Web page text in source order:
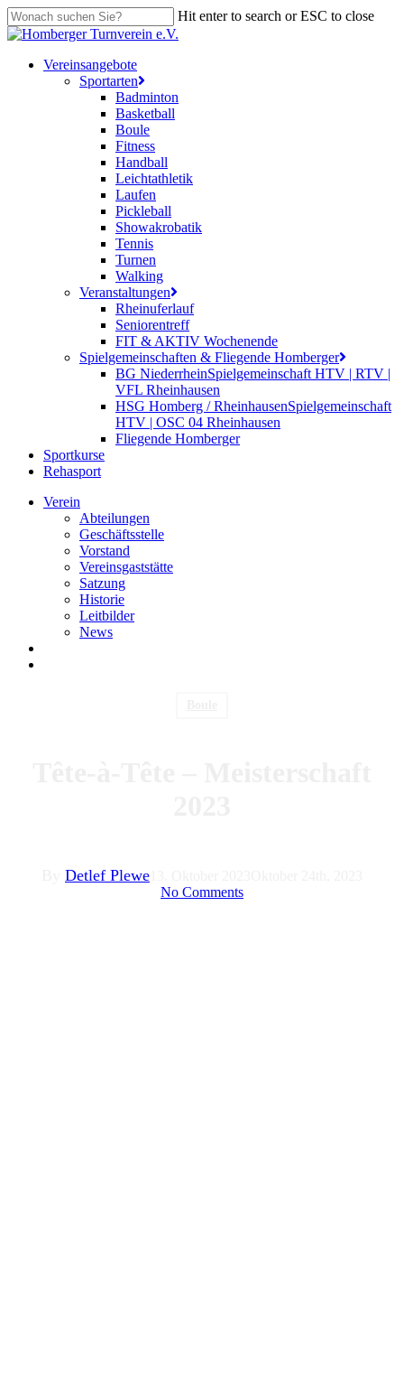
Skip
to
content
Hit enter to search or ESC to close
Close
search
Menu
Vereinsangebote
Sportarten
Badminton
Basketball
Boule
Fitness
Handball
Leichtathletik
Laufen
Pickleball
Showakrobatik
Tennis
Turnen
Walking
Veranstaltungen
Rheinuferlauf
Seniorentreff
FIT & AKTIV Wochenende
Spielgemeinschaften & Fliegende Homberger
BG NiederrheinSpielgemeinschaft HTV | RTV |
VFL Rheinhausen
HSG Homberg / RheinhausenSpielgemeinschaft
HTV | OSC 04 Rheinhausen
Fliegende Homberger
Sportkurse
Rehasport
Verein
Abteilungen
Geschäftsstelle
Vorstand
Vereinsgaststätte
Satzung
Historie
Leitbilder
News
Detlef Plewe
No Comments